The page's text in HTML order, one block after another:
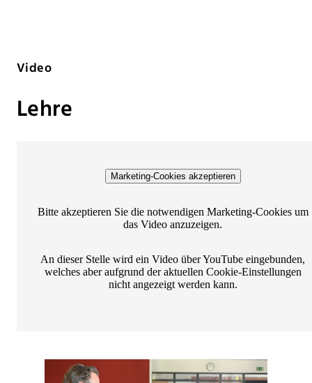
Video
Lehre
An dieser Stelle wird ein Video über YouTube eingebunden,
welches aber aufgrund der aktuellen Cookie-Einstellungen
nicht angezeigt werden kann.
Bitte akzeptieren Sie die notwendigen Marketing-Cookies um
das Video anzuzeigen.
Marketing-Cookies akzeptieren